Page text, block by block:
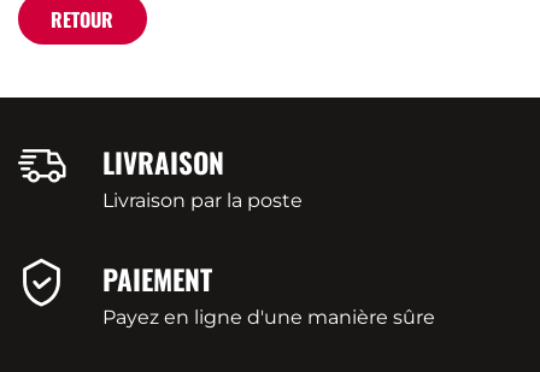
RETOUR
LIVRAISON
Livraison par la poste
PAIEMENT
Payez en ligne d'une manière sûre